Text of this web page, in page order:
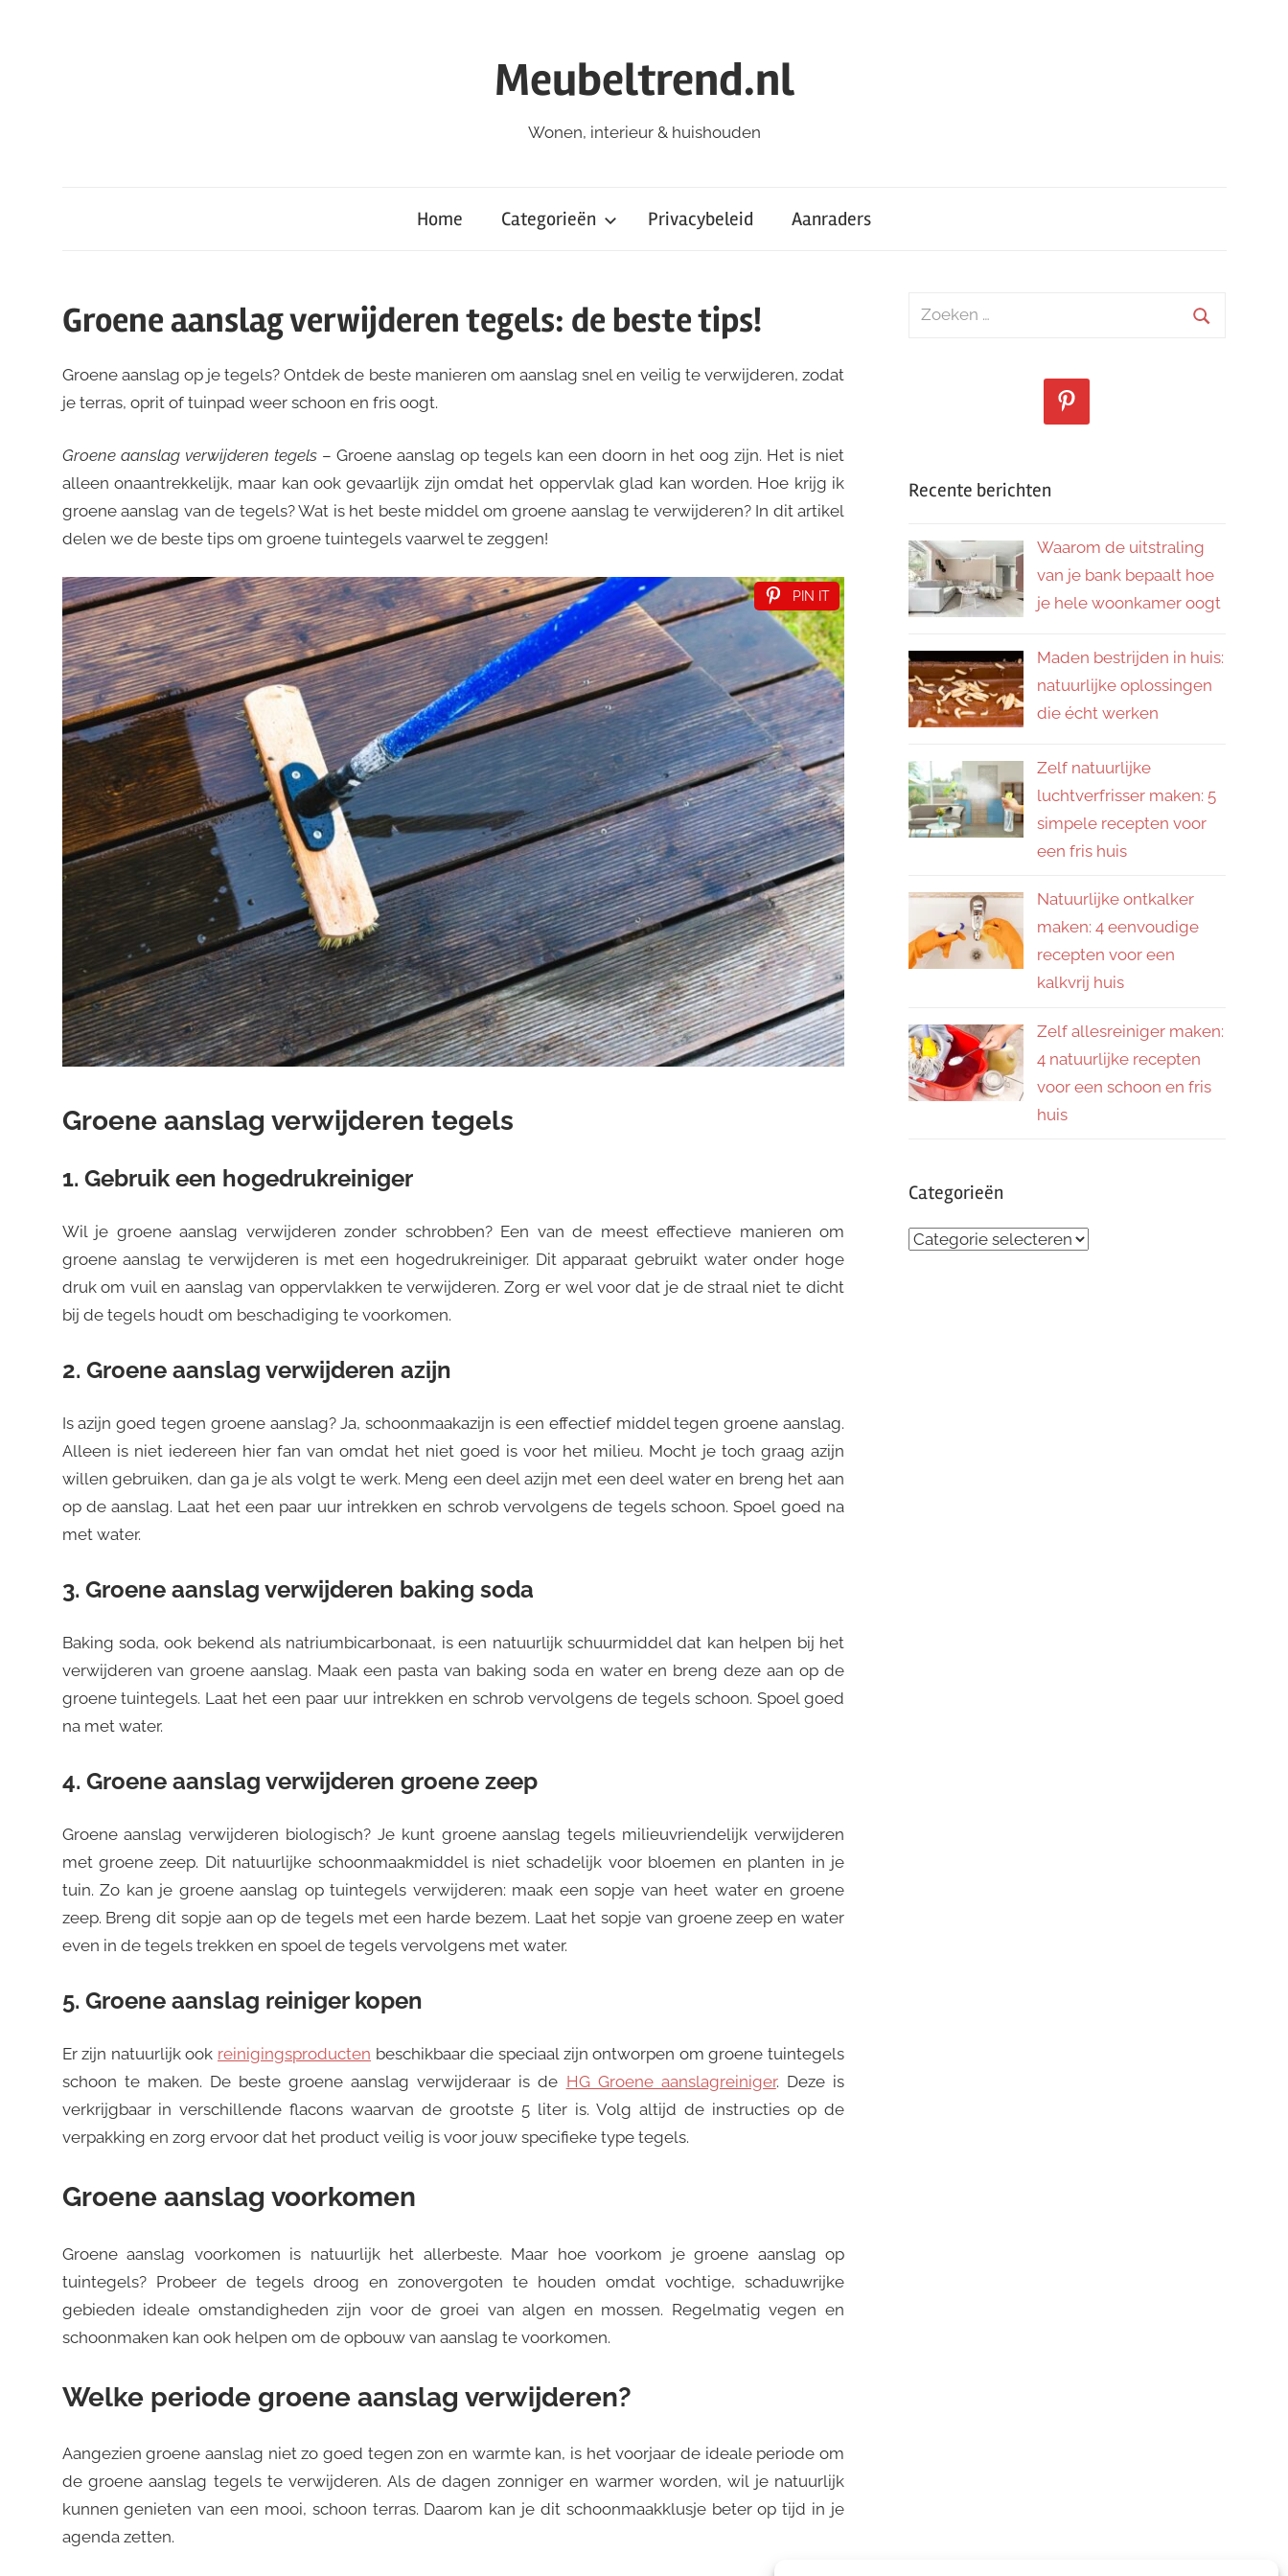
Meubeltrend.nl
Wonen, interieur & huishouden
Home Categorieën Privacybeleid Aanraders
Groene aanslag verwijderen tegels: de beste tips!
Groene aanslag op je tegels? Ontdek de beste manieren om aanslag snel en veilig te verwijderen, zodat
je terras, oprit of tuinpad weer schoon en fris oogt.
Groene aanslag verwijderen tegels– Groene aanslag op tegels kan een doorn in het oog zijn. Het is niet
alleen onaantrekkelijk, maar kan ook gevaarlijk zijn omdat het oppervlak glad kan worden. Hoe krijg ik
groene aanslag van de tegels? Wat is het beste middel om groene aanslag te verwijderen? In dit artikel
delen we de beste tips om groene tuintegels vaarwel te zeggen!
PIN IT
Groene aanslag verwijderen tegels
1. Gebruik een hogedrukreiniger
Wil je groene aanslag verwijderen zonder schrobben? Een van de meest effectieve manieren om
groene aanslag te verwijderen is met een hogedrukreiniger. Dit apparaat gebruikt water onder hoge
druk om vuil en aanslag van oppervlakken te verwijderen. Zorg er wel voor dat je de straal niet te dicht
bij de tegels houdt om beschadiging te voorkomen.
2. Groene aanslag verwijderen azijn
Is azijn goed tegen groene aanslag? Ja, schoonmaakazijn is een effectief middel tegen groene aanslag.
Alleen is niet iedereen hier fan van omdat het niet goed is voor het milieu. Mocht je toch graag azijn
willen gebruiken, dan ga je als volgt te werk. Meng een deel azijn met een deel water en breng het aan
op de aanslag. Laat het een paar uur intrekken en schrob vervolgens de tegels schoon. Spoel goed na
met water.
3. Groene aanslag verwijderen baking soda
Baking soda, ook bekend als natriumbicarbonaat, is een natuurlijk schuurmiddel dat kan helpen bij het
verwijderen van groene aanslag. Maak een pasta van baking soda en water en breng deze aan op de
groene tuintegels. Laat het een paar uur intrekken en schrob vervolgens de tegels schoon. Spoel goed
na met water.
4. Groene aanslag verwijderen groene zeep
Groene aanslag verwijderen biologisch? Je kunt groene aanslag tegels milieuvriendelijk verwijderen
met groene zeep. Dit natuurlijke schoonmaakmiddel is niet schadelijk voor bloemen en planten in je
tuin. Zo kan je groene aanslag op tuintegels verwijderen: maak een sopje van heet water en groene
zeep. Breng dit sopje aan op de tegels met een harde bezem. Laat het sopje van groene zeep en water
even in de tegels trekken en spoel de tegels vervolgens met water.
5. Groene aanslag reiniger kopen
Er zijn natuurlijk ook reinigingsproducten beschikbaar die speciaal zijn ontworpen om groene tuintegels
schoon te maken. De beste groene aanslag verwijderaar is de HG Groene aanslagreiniger. Deze is
verkrijgbaar in verschillende flacons waarvan de grootste 5 liter is. Volg altijd de instructies op de
verpakking en zorg ervoor dat het product veilig is voor jouw specifieke type tegels.
Groene aanslag voorkomen
Groene aanslag voorkomen is natuurlijk het allerbeste. Maar hoe voorkom je groene aanslag op
tuintegels? Probeer de tegels droog en zonovergoten te houden omdat vochtige, schaduwrijke
gebieden ideale omstandigheden zijn voor de groei van algen en mossen. Regelmatig vegen en
schoonmaken kan ook helpen om de opbouw van aanslag te voorkomen.
Welke periode groene aanslag verwijderen?
Aangezien groene aanslag niet zo goed tegen zon en warmte kan, is het voorjaar de ideale periode om
de groene aanslag tegels te verwijderen. Als de dagen zonniger en warmer worden, wil je natuurlijk
kunnen genieten van een mooi, schoon terras. Daarom kan je dit schoonmaakklusje beter op tijd in je
agenda zetten.
Zoeken
Recente berichten
Waarom de uitstraling
van je bank bepaalt hoe
je hele woonkamer oogt
Maden bestrijden in huis:
natuurlijke oplossingen
die écht werken
Zelf natuurlijke
luchtverfrisser maken: 5
simpele recepten voor
een fris huis
Natuurlijke ontkalker
maken: 4 eenvoudige
recepten voor een
kalkvrij huis
Zelf allesreiniger maken:
4 natuurlijke recepten
voor een schoon en fris
huis
Categorieën
Categorieën